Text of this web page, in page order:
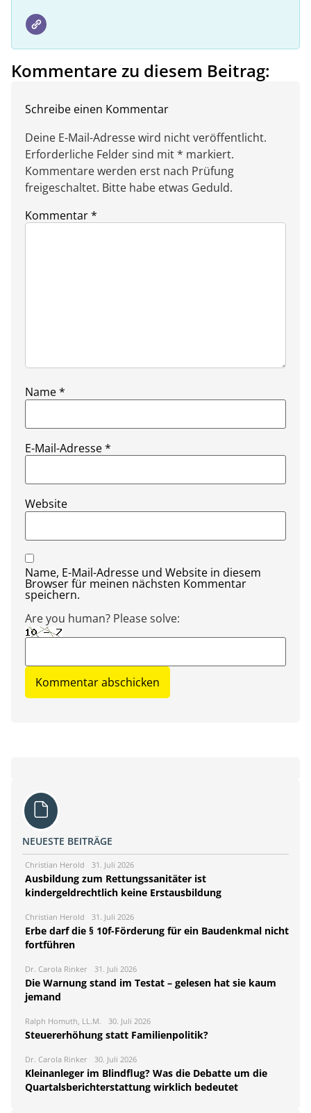
Kommentare zu diesem Beitrag:
Schreibe einen Kommentar
Deine E-Mail-Adresse wird nicht veröffentlicht.
Erforderliche Felder sind mit * markiert.
Kommentare werden erst nach Prüfung
freigeschaltet. Bitte habe etwas Geduld.
Kommentar*
Name*
E-Mail-Adresse*
Website
Name, E-Mail-Adresse und Website in diesem
Browser für meinen nächsten Kommentar
speichern.
Are you human? Please solve:
NEUESTE BEITRÄGE
Christian Herold 31. Juli 2026
Ausbildung zum Rettungssanitäter ist
kindergeldrechtlich keine Erstausbildung
Christian Herold 31. Juli 2026
Erbe darf die § 10f-Förderung für ein Baudenkmal nicht
fortführen
Dr. Carola Rinker 31. Juli 2026
Die Warnung stand im Testat – gelesen hat sie kaum
jemand
Ralph Homuth, LL.M. 30. Juli 2026
Steuererhöhung statt Familienpolitik?
Dr. Carola Rinker 30. Juli 2026
Kleinanleger im Blindflug? Was die Debatte um die
Quartalsberichterstattung wirklich bedeutet